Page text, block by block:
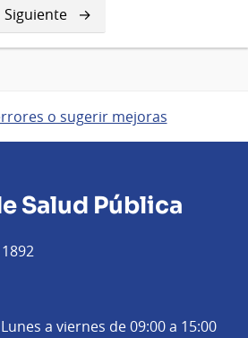
Siguiente
página
Siguiente
o sugerir mejoras
Salud Pública
Lunes a viernes de 09:00 a 15:00